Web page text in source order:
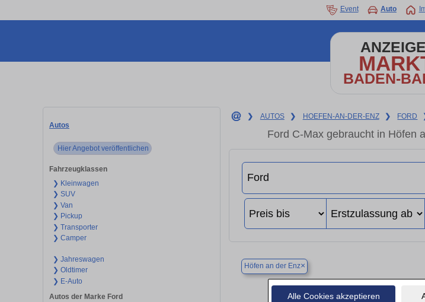
Alle Cookies akzeptieren
Event Auto
BADEN-
Autos
Hier Angebot veröffentlichen
Fahrzeugklassen
❯ Kleinwagen
❯ SUV
❯ Van
❯ Pickup
❯ Transporter
❯ Camper
❯ Jahreswagen
❯ Oldtimer
❯ E-Auto
Autos der Marke Ford
❯ AUTOS ❯ HOEFEN-AN-DER-ENZ ❯ FORD
Ford C-Max gebraucht in Höfen
Höfen an der Enz×
Finden Sie in